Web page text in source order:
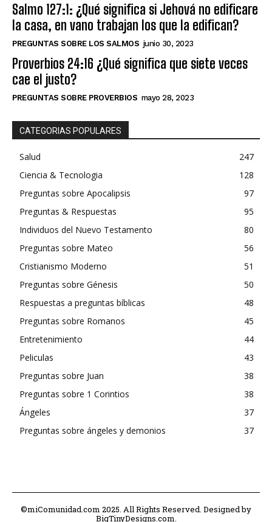
Salmo 127:1: ¿Qué significa si Jehová no edificare
la casa, en vano trabajan los que la edifican?
PREGUNTAS SOBRE LOS SALMOS junio 30, 2023
Proverbios 24:16 ¿Qué significa que siete veces
cae el justo?
PREGUNTAS SOBRE PROVERBIOS mayo 28, 2023
CATEGORIAS POPULARES
Salud
247
Ciencia & Tecnologia
128
Preguntas sobre Apocalipsis
97
Preguntas & Respuestas
95
Individuos del Nuevo Testamento
80
Preguntas sobre Mateo
56
Cristianismo Moderno
51
Preguntas sobre Génesis
50
Respuestas a preguntas bíblicas
48
Preguntas sobre Romanos
45
Entretenimiento
44
Peliculas
43
Preguntas sobre Juan
38
Preguntas sobre 1 Corintios
38
Ángeles
37
Preguntas sobre ángeles y demonios
37
©miComunidad.com 2025. All Rights Reserved. Designed by
BigTinyDesigns.com.